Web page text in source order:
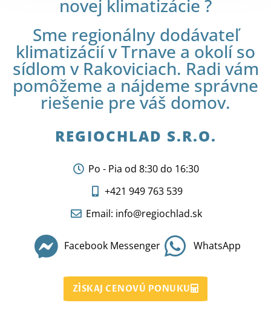
novej klimatizácie ?
Sme regionálny dodávateľ
klimatizácií v Trnave a okolí so
sídlom v Rakoviciach. Radi vám
pomôžeme a nájdeme správne
riešenie pre váš domov.
REGIOCHLAD S.R.O.
Po - Pia od 8:30 do 16:30
+421 949 763 539
Email: info@regiochlad.sk
Facebook Messenger WhatsApp
ZÍSKAJ CENOVÚ PONUKU